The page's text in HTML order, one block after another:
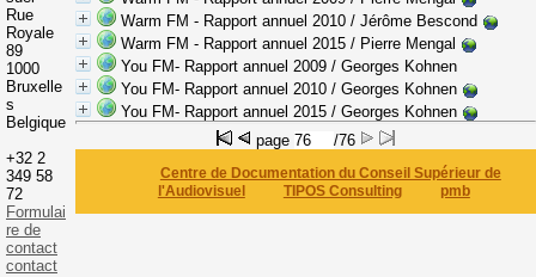
Warm FM - Rapport annuel 2010/ Jérôme Bescond
Warm FM - Rapport annuel 2015/ Pierre Mengal
You FM- Rapport annuel 2009/ Georges Kohnen
You FM- Rapport annuel 2010/ Georges Kohnen
You FM- Rapport annuel 2015/ Georges Kohnen
page
/76
Centre de Documentation du Conseil Supérieur de
l'Audiovisuel
TIPOS Consulting pmb
Rue
Royale
89
1000
Bruxelle
s
Belgique
+32 2
349 58
72
Formulai
re de
contact
contact